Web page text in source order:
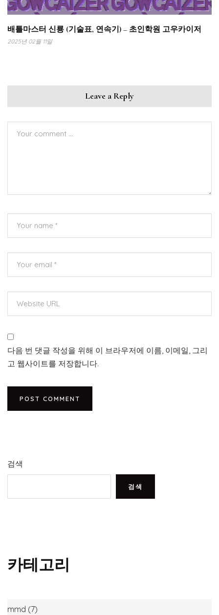
배틀마스터 신룡 (기술표, 연속기) – 초인학원 고우카이저
2025년 02월 11일
Leave a Reply
다음 번 댓글 작성을 위해 이 브라우저에 이름, 이메일, 그리
고 웹사이트를 저장합니다.
검색
검색
카테고리
mmd (7)